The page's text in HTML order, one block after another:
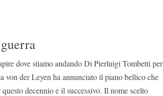
dove stiamo andando Di Pierluigi Tombetti per
von der Leyen ha annunciato il piano bellico che
decennio e il successivo. Il nome scelto